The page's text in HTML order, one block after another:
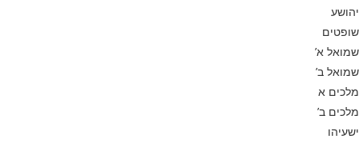
יהושע
שופטים
שמואל א’
שמואל ב’
מלכים א
מלכים ב’
ישעיהו